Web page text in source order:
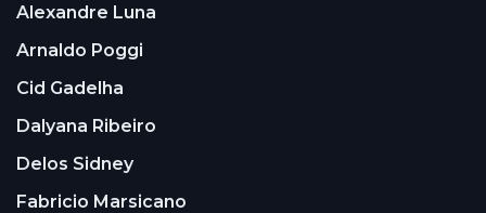
Alexandre Luna
Arnaldo Poggi
Cid Gadelha
Dalyana Ribeiro
Delos Sidney
Fabricio Marsicano